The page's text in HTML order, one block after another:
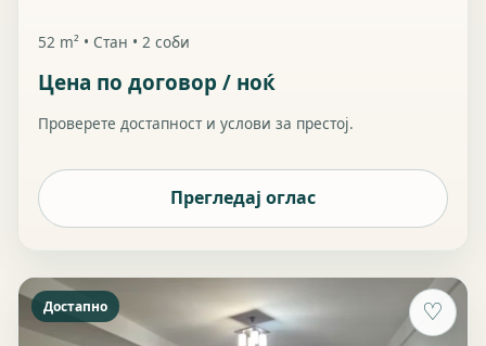
52 m² • Стан • 2 соби
Цена по договор / ноќ
Проверете достапност и услови за престој.
Прегледај оглас
♡
Достапно